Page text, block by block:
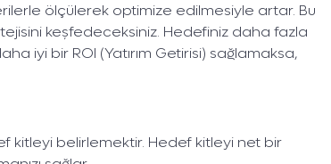
ölçülerek optimize edilmesiyle artar. Bu
keşfedeceksiniz. Hedefiniz daha fazla
iyi bir ROI (Yatırım Getirisi) sağlamaksa,
kitleyi belirlemektir. Hedef kitleyi net bir